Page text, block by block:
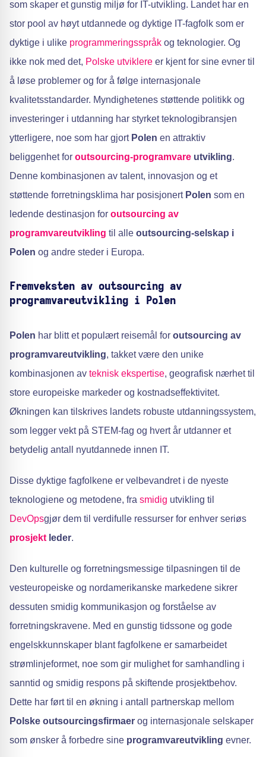
som skaper et gunstig miljø for IT-utvikling. Landet har en
stor pool av høyt utdannede og dyktige IT-fagfolk som er
dyktige i ulike programmeringsspråk og teknologier. Og
ikke nok med det, Polske utviklere er kjent for sine evner til
å løse problemer og for å følge internasjonale
kvalitetsstandarder. Myndighetenes støttende politikk og
investeringer i utdanning har styrket teknologibransjen
ytterligere, noe som har gjort Polen en attraktiv
beliggenhet for outsourcing-programvare utvikling.
Denne kombinasjonen av talent, innovasjon og et
støttende forretningsklima har posisjonert Polen som en
ledende destinasjon for outsourcing av
programvareutvikling til alle outsourcing-selskap i
Polen og andre steder i Europa.
Fremveksten av outsourcing av
programvareutvikling i Polen
Polen har blitt et populært reisemål for outsourcing av
programvareutvikling, takket være den unike
kombinasjonen av teknisk ekspertise, geografisk nærhet til
store europeiske markeder og kostnadseffektivitet.
Økningen kan tilskrives landets robuste utdanningssystem,
som legger vekt på STEM-fag og hvert år utdanner et
betydelig antall nyutdannede innen IT.
Disse dyktige fagfolkene er velbevandret i de nyeste
teknologiene og metodene, fra smidig utvikling til
DevOpsgjør dem til verdifulle ressurser for enhver seriøs
prosjekt leder.
Den kulturelle og forretningsmessige tilpasningen til de
vesteuropeiske og nordamerikanske markedene sikrer
dessuten smidig kommunikasjon og forståelse av
forretningskravene. Med en gunstig tidssone og gode
engelskkunnskaper blant fagfolkene er samarbeidet
strømlinjeformet, noe som gir mulighet for samhandling i
sanntid og smidig respons på skiftende prosjektbehov.
Dette har ført til en økning i antall partnerskap mellom
Polske outsourcingsfirmaer og internasjonale selskaper
som ønsker å forbedre sine programvareutvikling evner.